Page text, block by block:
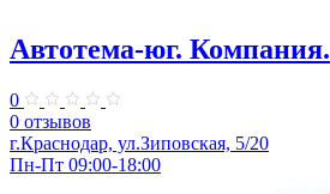
Автотема-юг. Компания.
0
0 отзывов
г.Краснодар, ул.Зиповская, 5/20
Пн-Пт 09:00-18:00